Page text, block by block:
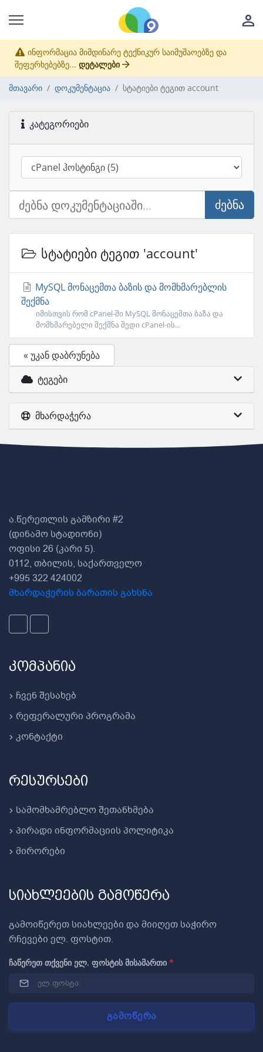
ინფორმაცია მიმდინარე ტექნიკურ საიმუშაოებზე და
შეფერხებებზე... დეტალები
მთავარი დოკუმენტაცია სტატიები ტეგით account
კატეგორიები
ძებნა
სტატიები ტეგით 'account'
MySQL მონაცემთა ბაზის და მომხმარებლის
შექმნა
იმისთვის რომ cPanel-ში MySQL მონაცემთა ბაზა და
მომხმარებელი შექმნა შედი cPanel-ის...
« უკან დაბრუნება
ტეგები
მხარდაჭერა
ა.წერეთლის გამზირი #2
(დინამო სტადიონი)
ოფისი 26 (კარი 5).
0112, თბილის, საქართველო
+995 322 424002
მხარდაჭერის ბარათის გახსნა
კომპანია
ჩვენ შესახებ
რეფერალური პროგრამა
კონტაქტი
რესურსები
სამომხამრებლო შეთანხმება
პირადი ინფორმაციის პოლიტიკა
მირორები
სიახლეების გამოწერა
გამოიწერეთ სიახლეები და მიიღეთ საჭირო
რჩევები ელ. ფოსტით.
ჩაწერეთ თქვენი ელ. ფოსტის მისამართი *